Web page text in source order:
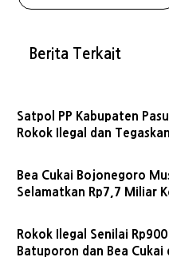
Berita Terkait
Satpol PP Kabupaten
Rokok Ilegal dan
Bea Cukai Bojonegoro
Selamatkan Rp7,7 Miliar
Rokok Ilegal Senilai
Batuporon dan Bea Cukai